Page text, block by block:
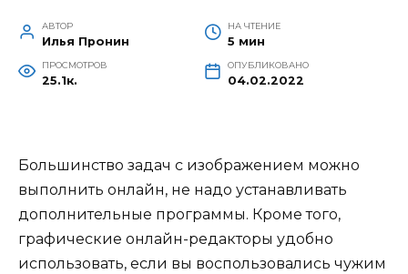
АВТОР
Илья Пронин
НА ЧТЕНИЕ
5 мин
ПРОСМОТРОВ
25.1к.
ОПУБЛИКОВАНО
04.02.2022
Большинство задач с изображением можно
выполнить онлайн, не надо устанавливать
дополнительные программы. Кроме того,
графические онлайн-редакторы удобно
использовать, если вы воспользовались чужим